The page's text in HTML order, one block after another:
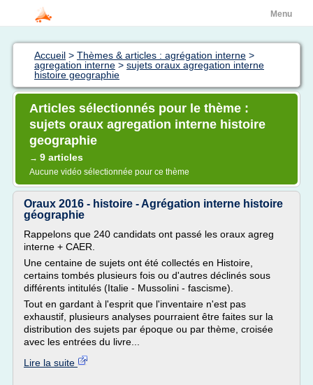
Menu
Accueil > Thèmes & articles : agrégation interne >
agregation interne > sujets oraux agregation interne
histoire geographie
Articles sélectionnés pour le thème :
sujets oraux agregation interne histoire
geographie
→ 9 articles
Aucune vidéo sélectionnée pour ce thème
Oraux 2016 - histoire - Agrégation interne histoire
géographie
Rappelons que 240 candidats ont passé les oraux agreg
interne + CAER.
Une centaine de sujets ont été collectés en Histoire,
certains tombés plusieurs fois ou d'autres déclinés sous
différents intitulés (Italie - Mussolini - fascisme).
Tout en gardant à l'esprit que l'inventaire n'est pas
exhaustif, plusieurs analyses pourraient être faites sur la
distribution des sujets par époque ou par thème, croisée
avec les entrées du livre...
Lire la suite